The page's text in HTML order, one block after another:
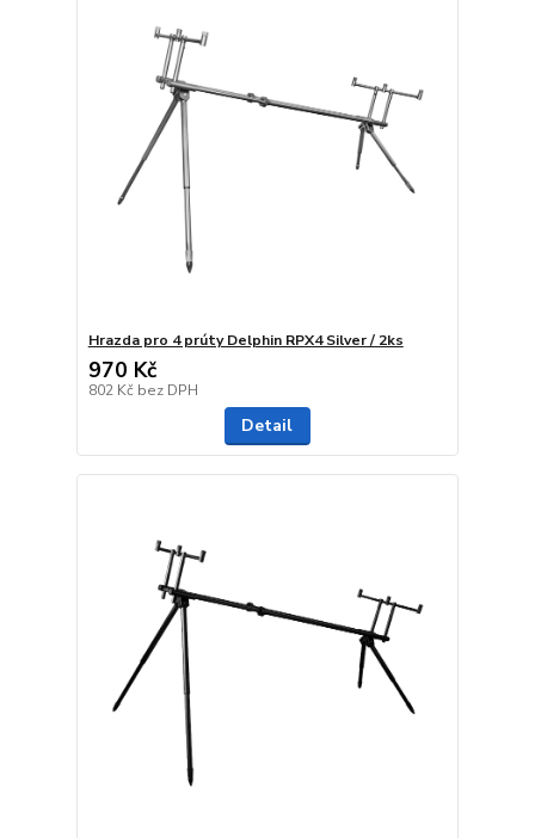
Hrazda pro 4 prúty Delphin RPX4 Silver / 2ks
970 Kč
802 Kč bez DPH
Detail